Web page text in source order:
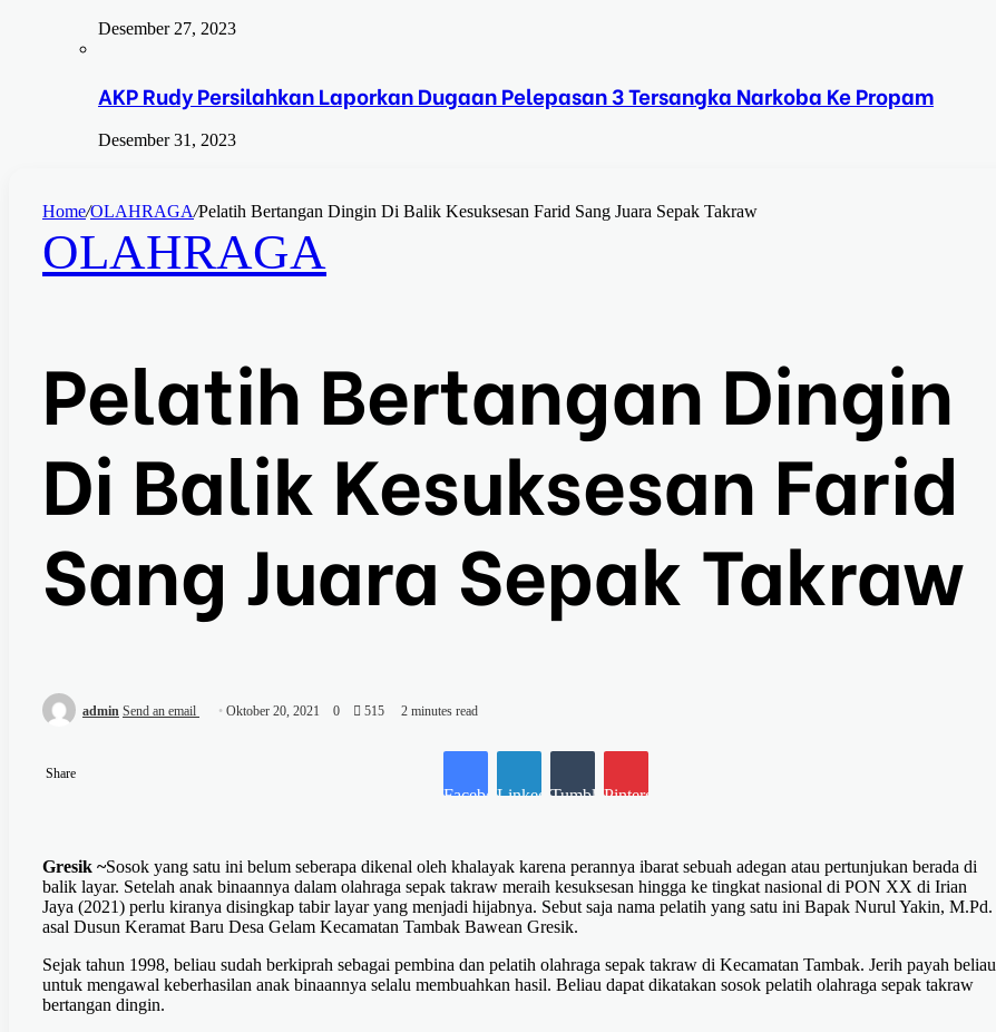
Desember 27, 2023
AKP Rudy Persilahkan Laporkan Dugaan Pelepasan 3 Tersangka Narkoba Ke Propam
Desember 31, 2023
Home/OLAHRAGA/Pelatih Bertangan Dingin Di Balik Kesuksesan Farid Sang Juara Sepak Takraw
OLAHRAGA
Pelatih Bertangan Dingin
Di Balik Kesuksesan Farid
Sang Juara Sepak Takraw
admin Send an email Oktober 20, 2021 0 515 2 minutes read
Share
FacebookLinkedInTumblr Pinterest
Gresik ~Sosok yang satu ini belum seberapa dikenal oleh khalayak karena perannya ibarat sebuah adegan atau pertunjukan berada di
balik layar. Setelah anak binaannya dalam olahraga sepak takraw meraih kesuksesan hingga ke tingkat nasional di PON XX di Irian
Jaya (2021) perlu kiranya disingkap tabir layar yang menjadi hijabnya. Sebut saja nama pelatih yang satu ini Bapak Nurul Yakin, M.Pd.
asal Dusun Keramat Baru Desa Gelam Kecamatan Tambak Bawean Gresik.
Sejak tahun 1998, beliau sudah berkiprah sebagai pembina dan pelatih olahraga sepak takraw di Kecamatan Tambak. Jerih payah beliau
untuk mengawal keberhasilan anak binaannya selalu membuahkan hasil. Beliau dapat dikatakan sosok pelatih olahraga sepak takraw
bertangan dingin.